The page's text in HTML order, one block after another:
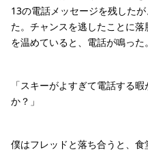
13の電話メッセージを残した
た。チャンスを逃したことに
を温めていると、電話が鳴った
「スキーがよすぎて電話する
か？」
僕はフレッドと落ち合うと、